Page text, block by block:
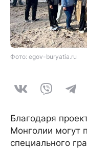
Фото: egov-buryatia.ru
Благодаря
Монголии могут
специального